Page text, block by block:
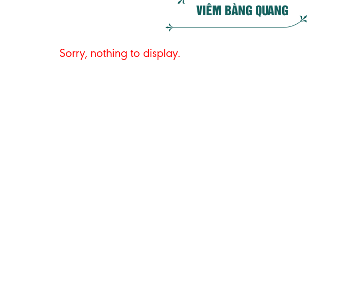
VIÊM BÀNG QUANG
Sorry, nothing to display.